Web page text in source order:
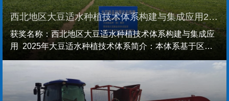
西北地区大豆适水种植技术体系构建与集成应用2025年
获奖名称：西北地区大豆适水种植技术体系构建与集成应
用 2025年大豆适水种植技术体系简介：本体系基于区域
大豆品种与水资源互作机制的系统解析，阐明水分高效利
用规律及产量形成关键，并通过精准划分产区生育期组建
立科学适水种植区划；创新集成水旱穿梭育种、轮回选择
与辐射诱变技术，成功选育5个抗旱优质稳产大豆新品